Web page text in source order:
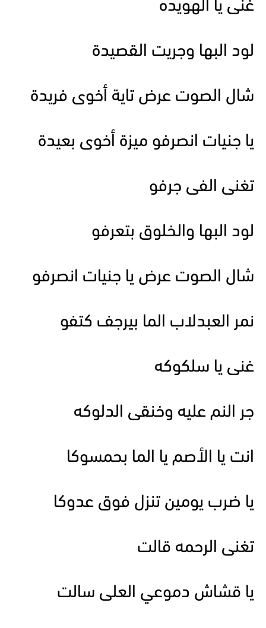
غنى يا الهويده
لود البها وجريت القصيدة
شال الصوت عرض تاية أخوى فريدة
يا جنيات انصرفو ميزة أخوى بعيدة
تغنى الفى جرفو
لود البها والخلوق بتعرفو
شال الصوت عرض يا جنيات انصرفو
نمر العبدلاب الما بيرجف كتفو
غنى يا سلكوكه
جر النم عليه وخنقى الدلوكه
انت يا الأصم يا الما بحمسوكا
يا ضرب يومين تنزل فوق عدوكا
تغنى الرحمه قالت
يا قشاش دموعي العلى سالت